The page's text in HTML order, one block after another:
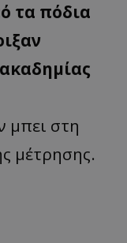
τα πόδια
μπει στη
μέτρησης.